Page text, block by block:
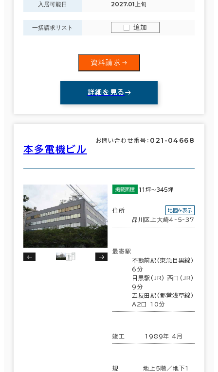
入居可能日 2027.01上旬
一括請求リスト 追加
資料請求
詳細を見る
本多電機ビル
お問い合わせ番号： 021-04668
掲載面積 11坪～345坪
住所
品川区上大崎4-5-37
地図を表示
最寄駅
不動前駅(東急目黒線)
6分
目黒駅(JR) 西口(JR)
9分
五反田駅(都営浅草線)
A2口 10分
竣工 1989年 4月
規
地上5階／地下1